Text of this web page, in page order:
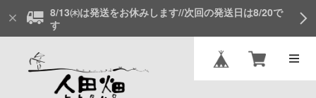
8/13㈭は発送をお休みします//次回の発送日は8/20で
す